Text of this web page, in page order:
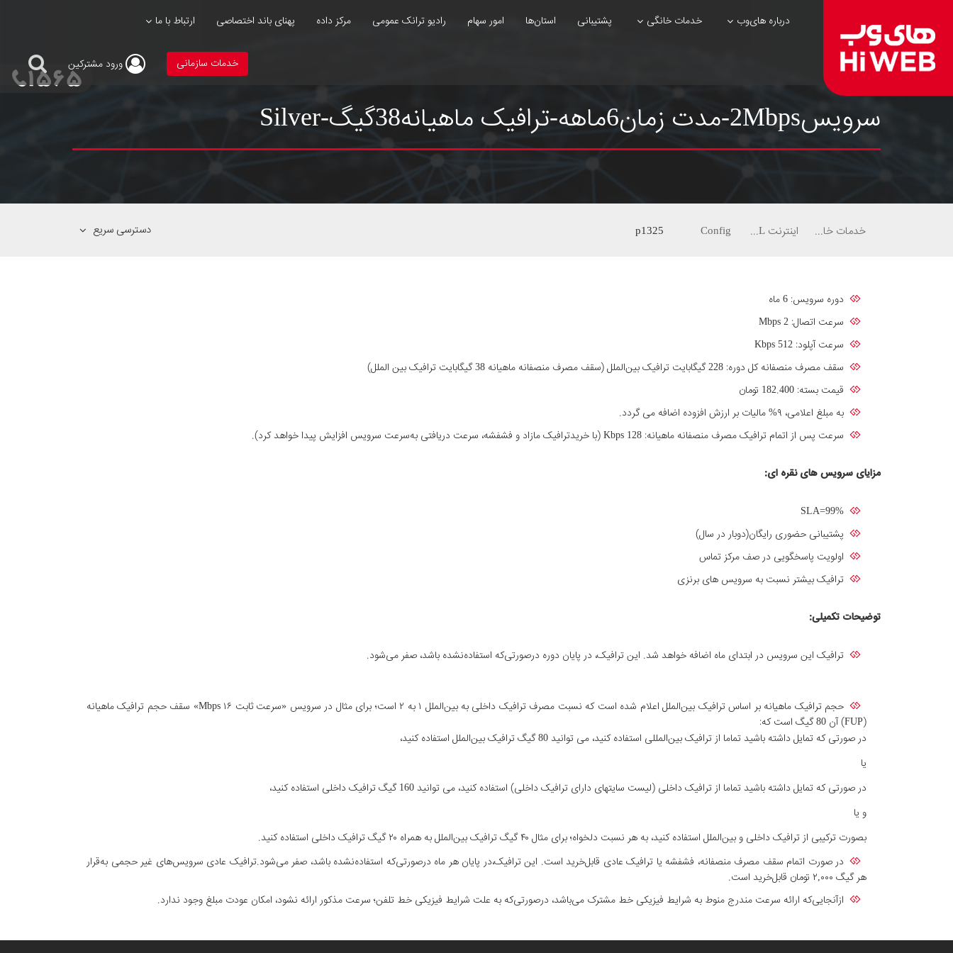
درباره های‌وب خدمات خانگی پشتیبانی استان‌ها امور سهام رادیو ترانک عمومی مرکز داده پهنای باند اختصاصی ارتباط با ما
ورود مشترکین خدمات سازمانی
سرویس2Mbps-مدت زمان6ماهه-ترافیک ماهیانه38گیگ-Silver
خدمات خانگی اینترنت ADSL Config
p1325 دسترسی سریع
دوره سرویس: 6 ماه
سرعت اتصال: Mbps 2
سرعت آپلود: Kbps 512
سقف مصرف منصفانه کل دوره: 228 گیگابایت ترافیک بین‌الملل (سقف مصرف منصفانه ماهیانه 38 گیگابایت ترافیک بین الملل)
قیمت بسته: 182.400 تومان
به مبلغ اعلامی، ۹% مالیات بر ارزش افزوده اضافه می گردد.
سرعت پس از اتمام ترافیک مصرف منصفانه ماهیانه: Kbps 128 (با خریدترافیک مازاد و فشفشه، سرعت دریافتی به‌سرعت سرویس افزایش پیدا خواهد کرد).
مزایای سرویس های نقره ای:
SLA=99%
پشتیبانی حضوری رایگان(دوبار در سال)
اولویت پاسخگویی در صف مرکز تماس
ترافیک بیشتر نسبت به سرویس های برنزی
توضیحات تکمیلی:
ترافیک این سرویس در ابتدای ماه اضافه خواهد شد. این ترافیک، در پایان دوره درصورتی‌که استفاده‌نشده باشد، صفر می‌شود.
حجم ترافیک ماهیانه بر اساس ترافیک بین‌الملل اعلام شده است که نسبت مصرف ترافیک داخلی به بین‌الملل ۱ به ۲ است؛ برای مثال در سرویس «سرعت ثابت Mbps ۱۶» سقف حجم ترافیک ماهیانه
(FUP) آن 80 گیگ است که:
در صورتی که تمایل داشته باشید تماما از ترافیک بین‌المللی استفاده کنید، می توانید 80 گیگ ترافیک بین‌الملل استفاده کنید،
یا
در صورتی که تمایل داشته باشید تماما از ترافیک داخلی (لیست سایتهای دارای ترافیک داخلی) استفاده کنید، می توانید 160 گیگ ترافیک داخلی استفاده کنید،
و یا
بصورت ترکیبی از ترافیک داخلی و بین‌الملل استفاده کنید، به هر نسبت دلخواه؛ برای مثال ۴۰ گیگ ترافیک بین‌الملل به همراه ۲۰ گیگ ترافیک داخلی استفاده کنید.
در صورت اتمام سقف مصرف منصفانه، فشفشه یا ترافیک عادی قابل‌خرید است. این ترافیک،در پایان هر ماه درصورتی‌که استفاده‌نشده باشد، صفر می‌شود.ترافیک عادی سرویس‌های غیر حجمی به‌قرار
هر گیگ ۲,۰۰۰ تومان قابل‌خرید است.
ازآنجایی‌که ارائه سرعت مندرج منوط به شرایط فیزیکی خط مشترک می‌باشد، درصورتی‌که به علت شرایط فیزیکی خط تلفن؛ سرعت مذکور ارائه نشود، امکان عودت مبلغ وجود ندارد.